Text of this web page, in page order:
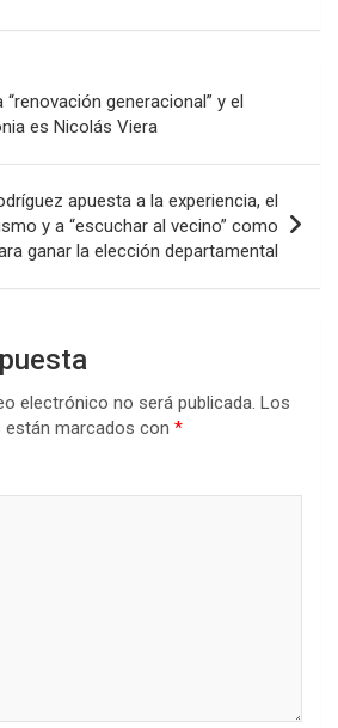
generacional” y el
es Nicolás Viera
apuesta a la experiencia, el
y a “escuchar al vecino” como
ganar la elección departamental
electrónico no será publicada. Los
marcados con *